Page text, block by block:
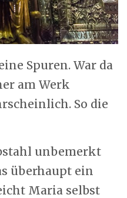
Spuren. War da
am Werk
So die
unbemerkt
überhaupt ein
Maria selbst